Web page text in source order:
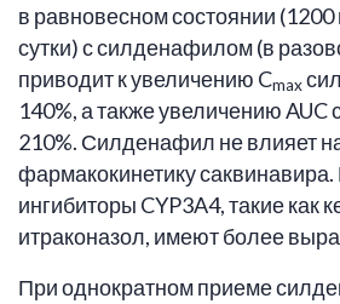
в равновесном состоянии (1200
сутки) с силденафилом (в
приводит к увеличению Cmax
140%, а также увеличению
210%. Силденафил не влияет
фармакокинетику
ингибиторы CYP3A4, такие как
итраконазол, имеют более
При однократном приеме